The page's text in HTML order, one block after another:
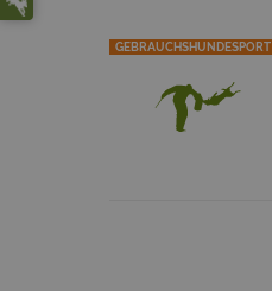
GEBRAUCHSHUNDESPORT